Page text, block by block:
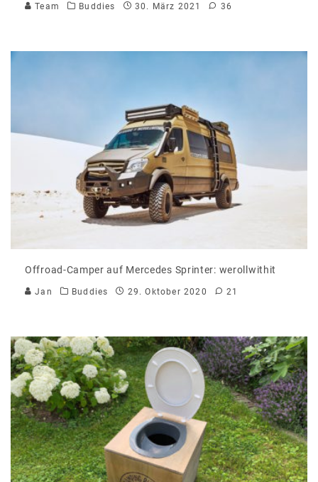
Team Buddies 30. März 2021 36
Offroad-Camper auf Mercedes Sprinter: werollwithit
Jan Buddies 29. Oktober 2020 21